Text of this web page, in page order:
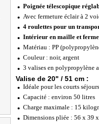
Poignée télescopique
Avec fermeture éclair à 2
4 roulettes pour un
Intérieur en maille et
Matériau : PP
Couleur : noir, argent
3 valises en polypropylène
Valise de 20" / 51 cm :
Idéale pour les courts
Capacité : environ 50 litres
Charge maximale : 15
Dimensions pliée : 56 x 39